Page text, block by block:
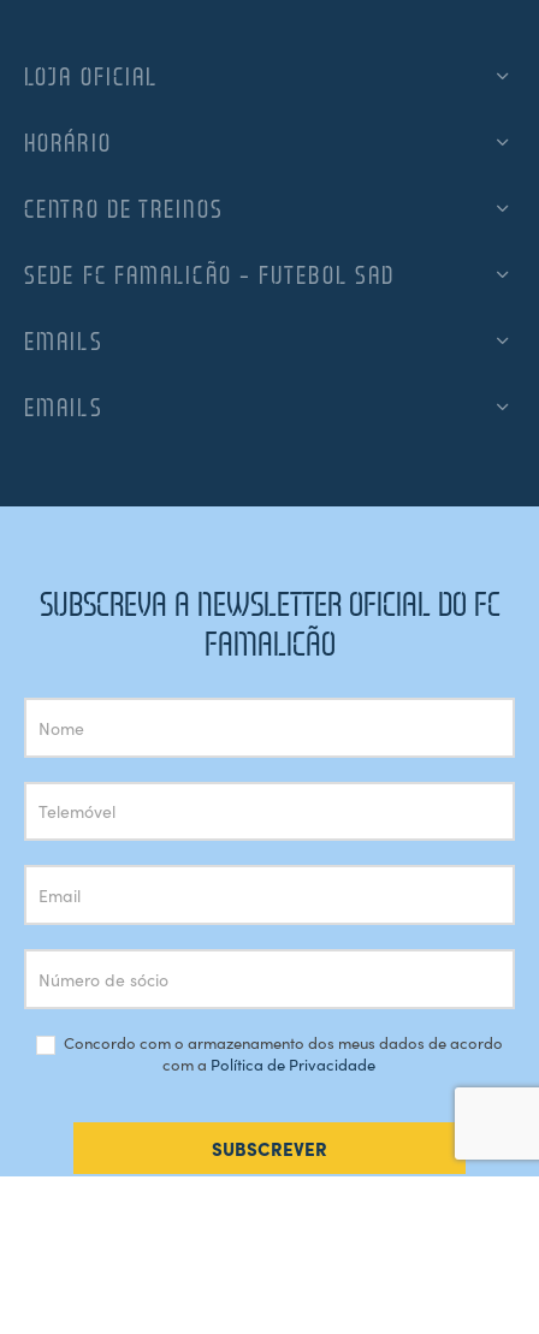
LOJA OFICIAL
HORÁRIO
CENTRO DE TREINOS
SEDE FC FAMALICÃO – FUTEBOL SAD
EMAILS
EMAILS
SUBSCREVA A NEWSLETTER OFICIAL DO FC
FAMALICÃO
Subscrição
Newsletter
Concordo com o armazenamento dos meus dados de acordo
com a Política de Privacidade
SUBSCREVER